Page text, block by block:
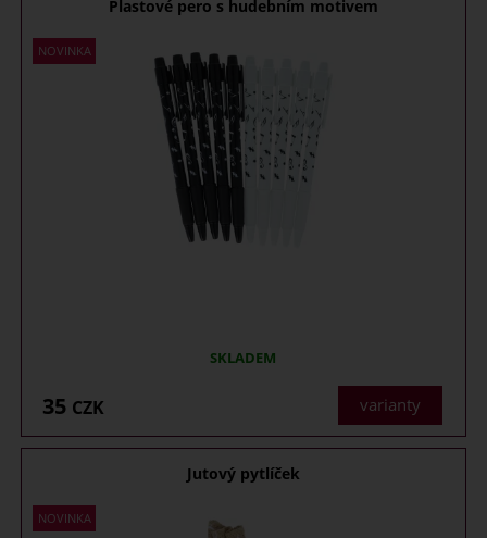
Plastové pero s hudebním motivem
SKLADEM
varianty
35 CZK
Jutový pytlíček